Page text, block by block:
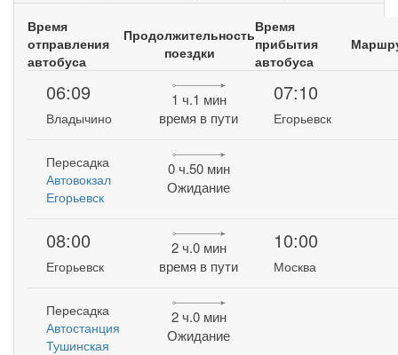
Время
отправления
автобуса
Продолжительность
поездки
Время
прибытия
автобуса
06:09
Владычино
1 ч.1 мин
время в пути
07:10
Егорьевск
Пересадка
Автовокзал
Егорьевск
0 ч.50 мин
Ожидание
08:00
Егорьевск
2 ч.0 мин
время в пути
10:00
Москва
Пересадка
Автостанция
Тушинская
2 ч.0 мин
Ожидание